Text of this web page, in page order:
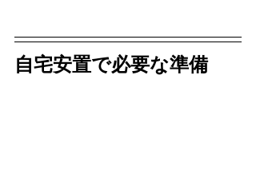
自宅安置で必要な準備